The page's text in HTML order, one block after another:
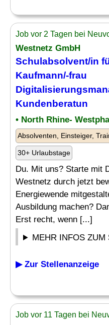
Job vor 2 Tagen bei
Westnetz GmbH
Schulabsolvent/in
Kaufmann/-frau
Kundenberatun
• North Rhine-
Absolventen, Einsteiger,
30+ Urlaubstage
Du. Mit uns? Starte mit
Westnetz durch jetzt
Energiewende
Ausbildung machen?
Erst recht, wenn [...]
MEHR INFOS ZUM
▶ Zur Stellenanzeige
Job vor 11 Tagen bei